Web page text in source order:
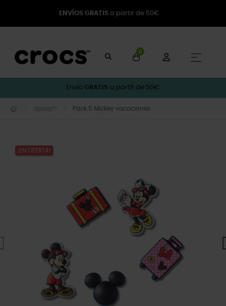
ENVÍOS GRATIS a partir de 50€
0
☰
Envío GRATIS a partir de 50€.
Jibbitz™ Pack 5 Mickey vacaciones
¡EN OFERTA!